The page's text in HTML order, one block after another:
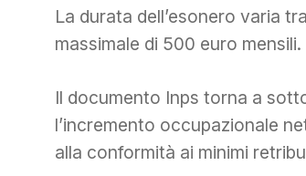
La durata dell’esonero varia
massimale di 500 euro mensili.
Il documento Inps torna a
l’incremento occupazionale
alla conformità ai minimi